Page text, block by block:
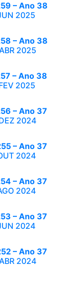
– Ano 38
2025
– Ano 38
2025
– Ano 38
2025
– Ano 37
2024
– Ano 37
2024
– Ano 37
2024
– Ano 37
2024
– Ano 37
2024